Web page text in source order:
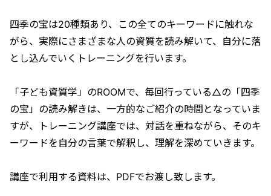
四季の宝は20種類あり、この全てのキーワードに触れな
がら、実際にさまざまな人の資質を読み解いて、自分に落
とし込んでいくトレーニングを行います。
「子ども資質学」のROOMで、毎回行っている△の「四季
の宝」の読み解きは、一方的なご紹介の時間となっていま
すが、トレーニング講座では、対話を重ねながら、そのキ
ーワードを自分の言葉で解釈し、理解を深めていきます。
講座で利用する資料は、PDFでお渡し致します。